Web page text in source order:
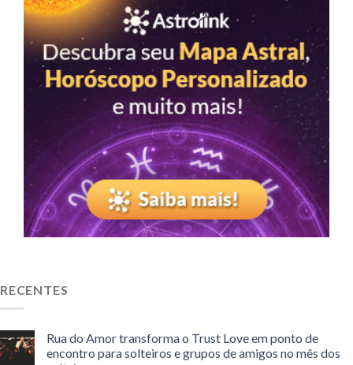
RECENTES
Rua do Amor transforma o Trust Love em ponto de
encontro para solteiros e grupos de amigos no mês dos